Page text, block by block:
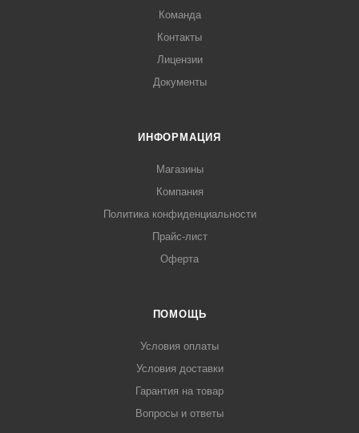
Команда
Контакты
Лицензии
Документы
ИНФОРМАЦИЯ
Магазины
Компания
Политика конфиденциальности
Прайс-лист
Оферта
ПОМОЩЬ
Условия оплаты
Условия доставки
Гарантия на товар
Вопросы и ответы